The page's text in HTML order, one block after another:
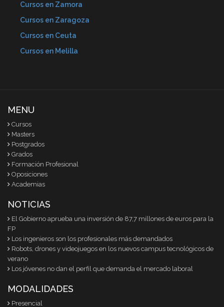
Cursos en Zamora
Cursos en Zaragoza
Cursos en Ceuta
Cursos en Melilla
MENU
Cursos
Masters
Postgrados
Grados
Formación Profesional
Oposiciones
Academias
NOTICIAS
El Gobierno aprueba una inversión de 87,7 millones de euros para la
FP
Los ingenieros son los profesionales más demandados
Robots, drones y videojuegos en los nuevos campus tecnológicos de
verano
Los jóvenes no dan el perfil que demanda el mercado laboral
MODALIDADES
Presencial